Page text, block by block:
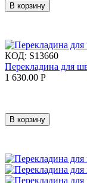
В корзину
КОД: S13660
Перекладина для
1 630.00 Р
В корзину